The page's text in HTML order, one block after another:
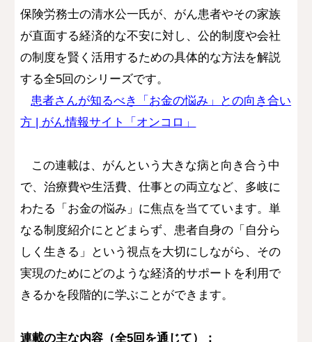
保険労務士の清水公一氏が、がん患者やその家族
が直面する経済的な不安に対し、公的制度や会社
の制度を賢く活用するための具体的な方法を解説
する全5回のシリーズです。
患者さんが知るべき「お金の悩み」との向き合い
方 | がん情報サイト「オンコロ」
この連載は、がんという大きな病と向き合う中
で、治療費や生活費、仕事との両立など、多岐に
わたる「お金の悩み」に焦点を当てています。単
なる制度紹介にとどまらず、患者自身の「自分ら
しく生きる」という視点を大切にしながら、その
実現のためにどのような経済的サポートを利用で
きるかを段階的に学ぶことができます。
連載の主な内容（全5回を通じて）：